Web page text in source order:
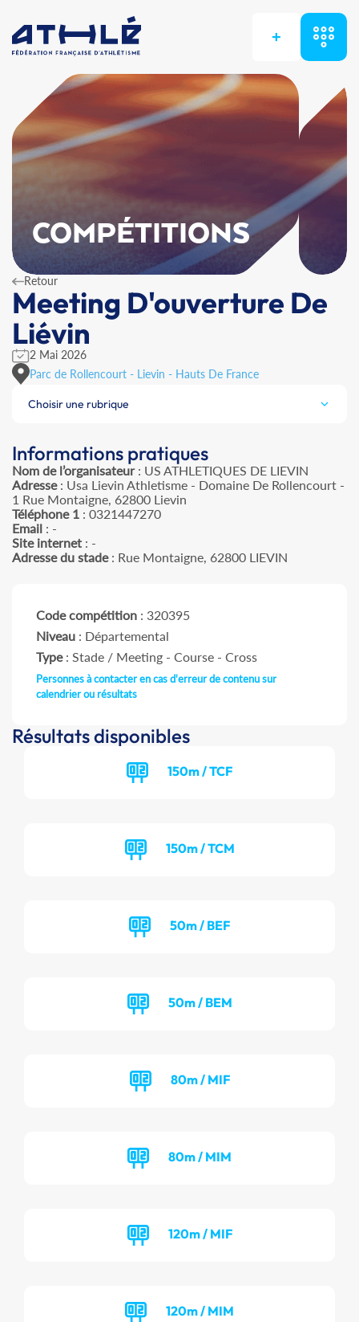
+
COMPÉTITIONS
Retour
Meeting D'ouverture De
Liévin
2 Mai 2026
Parc de Rollencourt - Lievin - Hauts De France
Choisir une rubrique
Informations pratiques
Nom de l’organisateur: US ATHLETIQUES DE LIEVIN
Adresse: Usa Lievin Athletisme - Domaine De Rollencourt -
1 Rue Montaigne, 62800 Lievin
Téléphone 1 : 0321447270
Email : -
Site internet : -
Adresse du stade: Rue Montaigne, 62800 LIEVIN
Code compétition : 320395
Niveau : Départemental
Type: Stade / Meeting - Course - Cross
Personnes à contacter en cas d'erreur de contenu sur
calendrier ou résultats
Résultats disponibles
150m / TCF
150m / TCM
50m / BEF
50m / BEM
80m / MIF
80m / MIM
120m / MIF
120m / MIM